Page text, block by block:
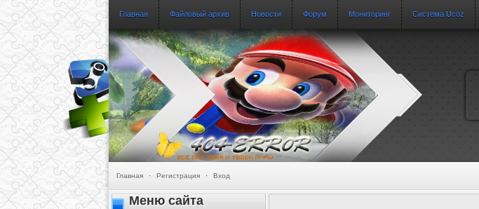
Главная Файловый архив Новости Форум Мониторинг Система Ucoz
Главная · Регистрация · Вход
Меню сайта